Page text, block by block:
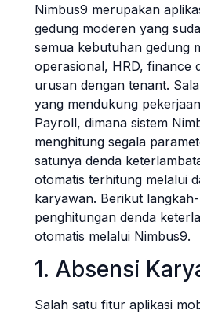
Nimbus9 merupakan
gedung moderen yang
semua kebutuhan gedung
operasional, HRD, finance
urusan dengan tenant.
yang mendukung
Payroll, dimana sistem
menghitung segala
satunya denda
otomatis terhitung melalui
karyawan. Berikut
penghitungan denda
otomatis melalui Nimbus9.
1. Absensi
Salah satu fitur aplikasi